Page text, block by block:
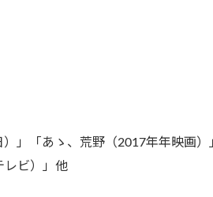
」「あゝ、荒野（2017年年映画）
レビ）」他